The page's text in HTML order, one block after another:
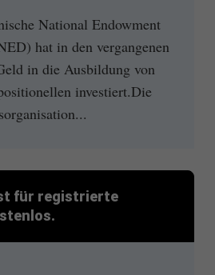
National Endowment
hat in den vergangenen
in die Ausbildung von
investiert.Die
für registrierte